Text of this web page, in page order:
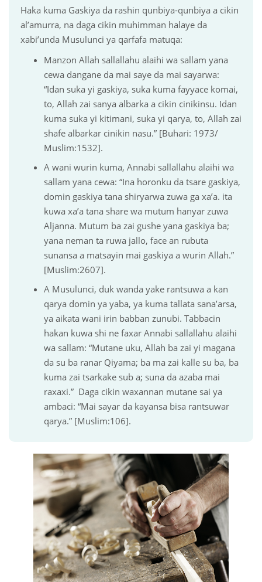
Haka kuma Gaskiya da rashin qunbiya-qunbiya a cikin
al’amurra, na daga cikin muhimman halaye da
xabi’unda Musulunci ya qarfafa matuqa:
Manzon Allah sallallahu alaihi wa sallam yana
cewa dangane da mai saye da mai sayarwa:
“Idan suka yi gaskiya, suka kuma fayyace komai,
to, Allah zai sanya albarka a cikin cinikinsu. Idan
kuma suka yi kitimani, suka yi qarya, to, Allah zai
shafe albarkar cinikin nasu.” [Buhari: 1973/
Muslim:1532].
A wani wurin kuma, Annabi sallallahu alaihi wa
sallam yana cewa: “Ina horonku da tsare gaskiya,
domin gaskiya tana shiryarwa zuwa ga xa’a. ita
kuwa xa’a tana share wa mutum hanyar zuwa
Aljanna. Mutum ba zai gushe yana gaskiya ba;
yana neman ta ruwa jallo, face an rubuta
sunansa a matsayin mai gaskiya a wurin Allah.”
[Muslim:2607].
A Musulunci, duk wanda yake rantsuwa a kan
qarya domin ya yaba, ya kuma tallata sana’arsa,
ya aikata wani irin babban zunubi. Tabbacin
hakan kuwa shi ne faxar Annabi sallallahu alaihi
wa sallam: “Mutane uku, Allah ba zai yi magana
da su ba ranar Qiyama; ba ma zai kalle su ba, ba
kuma zai tsarkake sub a; suna da azaba mai
raxaxi.” Daga cikin waxannan mutane sai ya
ambaci: “Mai sayar da kayansa bisa rantsuwar
qarya.” [Muslim:106].